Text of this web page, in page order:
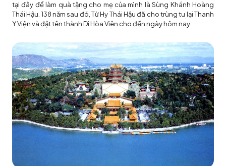
tại đây để làm quà tặng cho mẹ của mình là Sùng Khánh Hoàng
Thái Hậu. 138 năm sau đó, Từ Hy Thái Hậu đã cho trùng tu lại Thanh
Y Viện và đặt tên thành Di Hòa Viên cho đến ngày hôm nay.